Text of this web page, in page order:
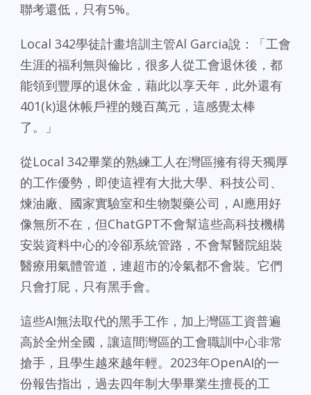
聯考還低，只有5%。
Local 342學徒計畫培訓主管Al Garcia說：「工會
生涯的福利無與倫比，很多人從工會退休後，都
能領到豐厚的退休金，藉此以享天年，此外還有
401(k)退休帳戶裡的幾百萬元，這感覺太棒
了。」
從Local 342畢業的熟練工人在灣區擁有得天獨厚
的工作優勢，即使這裡有大批大學、科技公司、
煉油廠、國家實驗室和生物製藥公司，AI應用好
像無所不在，但ChatGPT不會幫這些高科技機構
安裝資料中心的冷卻系統管路，不會幫醫院組裝
醫療用氣體管道，連超市的冷氣都不會裝。它們
只會打屁，只有黑手會。
這些AI無法取代的黑手工作，加上灣區工資普遍
高於全州全國，讓這間灣區的工會職訓中心非常
搶手，且學生越來越年輕。2023年OpenAI的一
份報告指出，過去四年制大學畢業生擅長的工